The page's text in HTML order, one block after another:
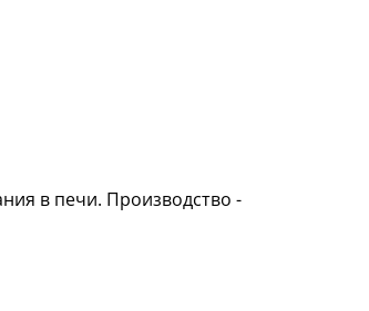
в печи. Производство -